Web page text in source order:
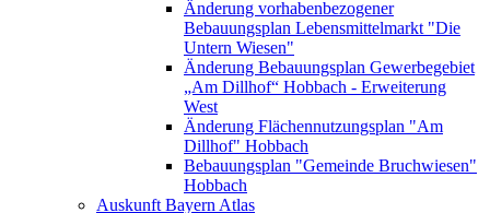
Änderung vorhabenbezogener
Bebauungsplan Lebensmittelmarkt "Die
Untern Wiesen"
Änderung Bebauungsplan Gewerbegebiet
„Am Dillhof“ Hobbach - Erweiterung
West
Änderung Flächennutzungsplan "Am
Dillhof" Hobbach
Bebauungsplan "Gemeinde Bruchwiesen"
Hobbach
Auskunft Bayern Atlas